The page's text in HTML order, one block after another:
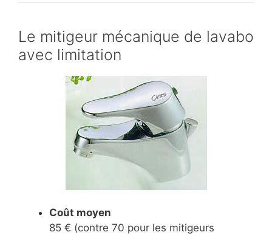
Le mitigeur mécanique de lavabo
avec limitation
Coût moyen
85 € (contre 70 pour les mitigeurs